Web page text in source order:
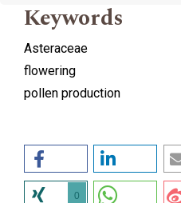
Keywords
Asteraceae
flowering
pollen production
0